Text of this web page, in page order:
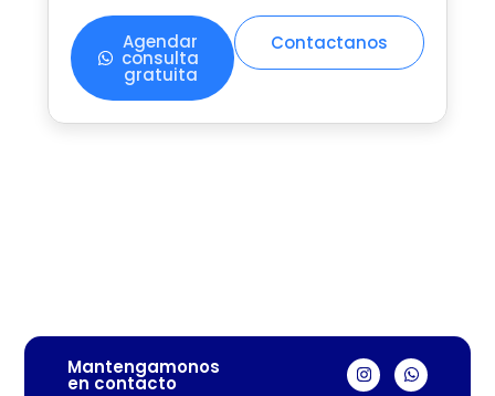
Agendar
consulta
gratuita
Contactanos
Mantengamonos
en contacto